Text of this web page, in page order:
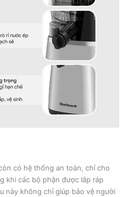
có hệ thống an toàn, chỉ cho
khi các bộ phận được lắp ráp
này không chỉ giúp bảo vệ người